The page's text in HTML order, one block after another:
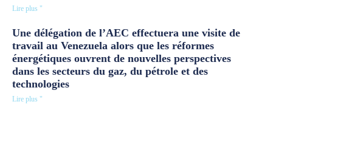
Lire plus "
Une délégation de l’AEC effectuera une visite de
travail au Venezuela alors que les réformes
énergétiques ouvrent de nouvelles perspectives
dans les secteurs du gaz, du pétrole et des
technologies
Lire plus "